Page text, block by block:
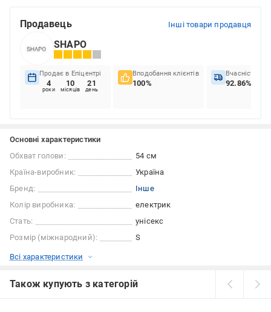
Продавець Інші товари продавця
SHAPO
Продає в Епіцентрі
4
роки
10
місяців
21
день
Вподобання клієнтів
100%
Вчасність
92.86%
Основні характеристики
Обхват голови:
54 см
Країна-виробник:
Україна
Бренд:
Інше
Колір виробника:
електрик
Стать:
унісекс
Розмір (міжнародний):
S
Всі характеристики
Також купують з категорій